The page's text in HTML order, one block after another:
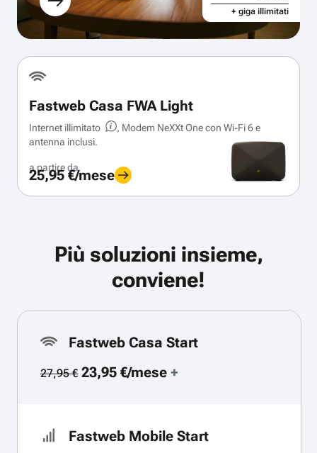
+ giga illimitati
Fastweb Casa FWA Light
Internet illimitato
, Modem NeXXt One con Wi‑Fi 6 e
antenna inclusi.
a partire da
25,95 €/mese
Più soluzioni insieme,
conviene!
Fastweb Casa Start
27,95 €23,95 €/mese+
Fastweb Mobile Start